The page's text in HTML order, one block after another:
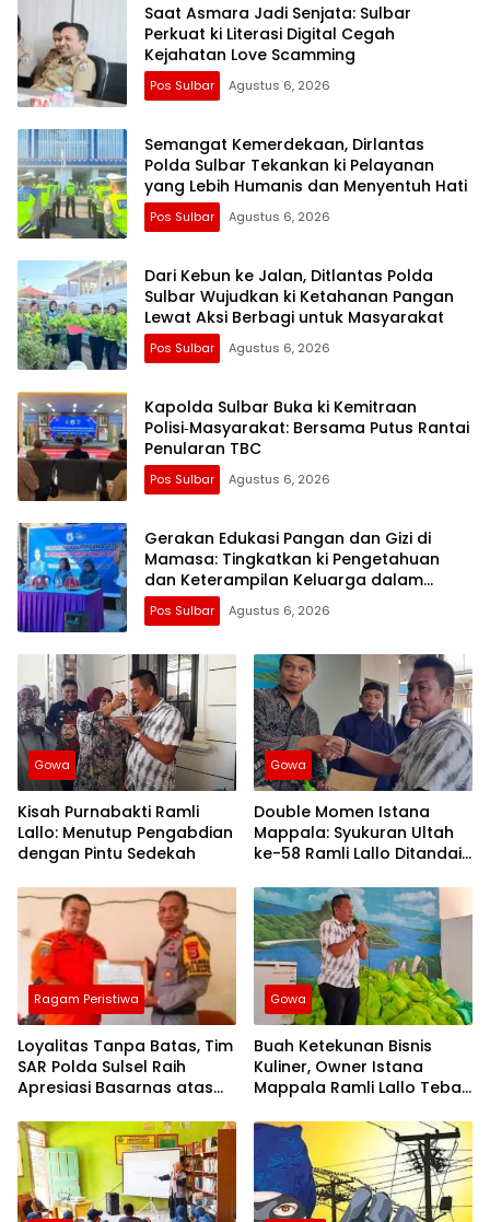
Saat Asmara Jadi Senjata: Sulbar
Perkuat ki Literasi Digital Cegah
Kejahatan Love Scamming
Pos Sulbar Agustus 6, 2026
Semangat Kemerdekaan, Dirlantas
Polda Sulbar Tekankan ki Pelayanan
yang Lebih Humanis dan Menyentuh Hati
Pos Sulbar Agustus 6, 2026
Dari Kebun ke Jalan, Ditlantas Polda
Sulbar Wujudkan ki Ketahanan Pangan
Lewat Aksi Berbagi untuk Masyarakat
Pos Sulbar Agustus 6, 2026
Kapolda Sulbar Buka ki Kemitraan
Polisi‑Masyarakat: Bersama Putus Rantai
Penularan TBC
Pos Sulbar Agustus 6, 2026
Gerakan Edukasi Pangan dan Gizi di
Mamasa: Tingkatkan ki Pengetahuan
dan Keterampilan Keluarga dalam
Pemenuhan Gizi
Pos Sulbar Agustus 6, 2026
Gowa
Kisah Purnabakti Ramli
Lallo: Menutup Pengabdian
dengan Pintu Sedekah
Gowa
Double Momen Istana
Mappala: Syukuran Ultah
ke-58 Ramli Lallo Ditandai
Ibadah
Ragam Peristiwa
Loyalitas Tanpa Batas, Tim
SAR Polda Sulsel Raih
Apresiasi Basarnas atas
Gowa
Buah Ketekunan Bisnis
Kuliner, Owner Istana
Mappala Ramli Lallo Tebar
Gowa